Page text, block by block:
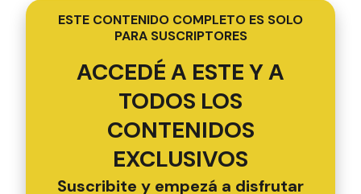
ESTE CONTENIDO COMPLETO ES SOLO
PARA SUSCRIPTORES
ACCEDÉ A ESTE Y A
TODOS LOS
CONTENIDOS
EXCLUSIVOS
Suscribite y empezá a disfrutar